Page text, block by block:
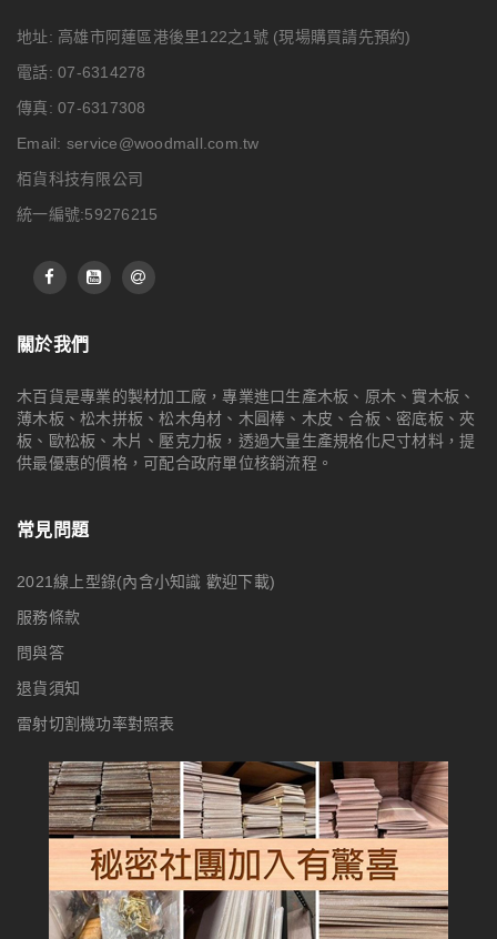
地址: 高雄市阿蓮區港後里122之1號 (現場購買請先預約)
電話: 07-6314278
傳真: 07-6317308
Email: service@woodmall.com.tw
栢貨科技有限公司
統一編號:59276215
關於我們
木百貨是專業的製材加工廠，專業進口生產木板、原木、實木板、
薄木板、松木拼板、松木角材、木圓棒、木皮、合板、密底板、夾
板、歐松板、木片、壓克力板，透過大量生產規格化尺寸材料，提
供最優惠的價格，可配合政府單位核銷流程。
常見問題
2021線上型錄(內含小知識 歡迎下載)
服務條款
問與答
退貨須知
雷射切割機功率對照表